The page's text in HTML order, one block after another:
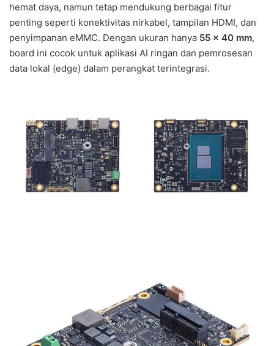
hemat daya, namun tetap mendukung berbagai fitur
penting seperti konektivitas nirkabel, tampilan HDMI, dan
penyimpanan eMMC. Dengan ukuran hanya 55 x 40 mm,
board ini cocok untuk aplikasi AI ringan dan pemrosesan
data lokal (edge) dalam perangkat terintegrasi.